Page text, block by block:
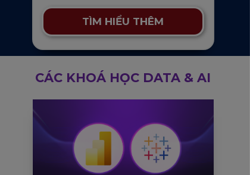
TÌM HIỂU THÊM
CÁC KHOÁ HỌC DATA & AI